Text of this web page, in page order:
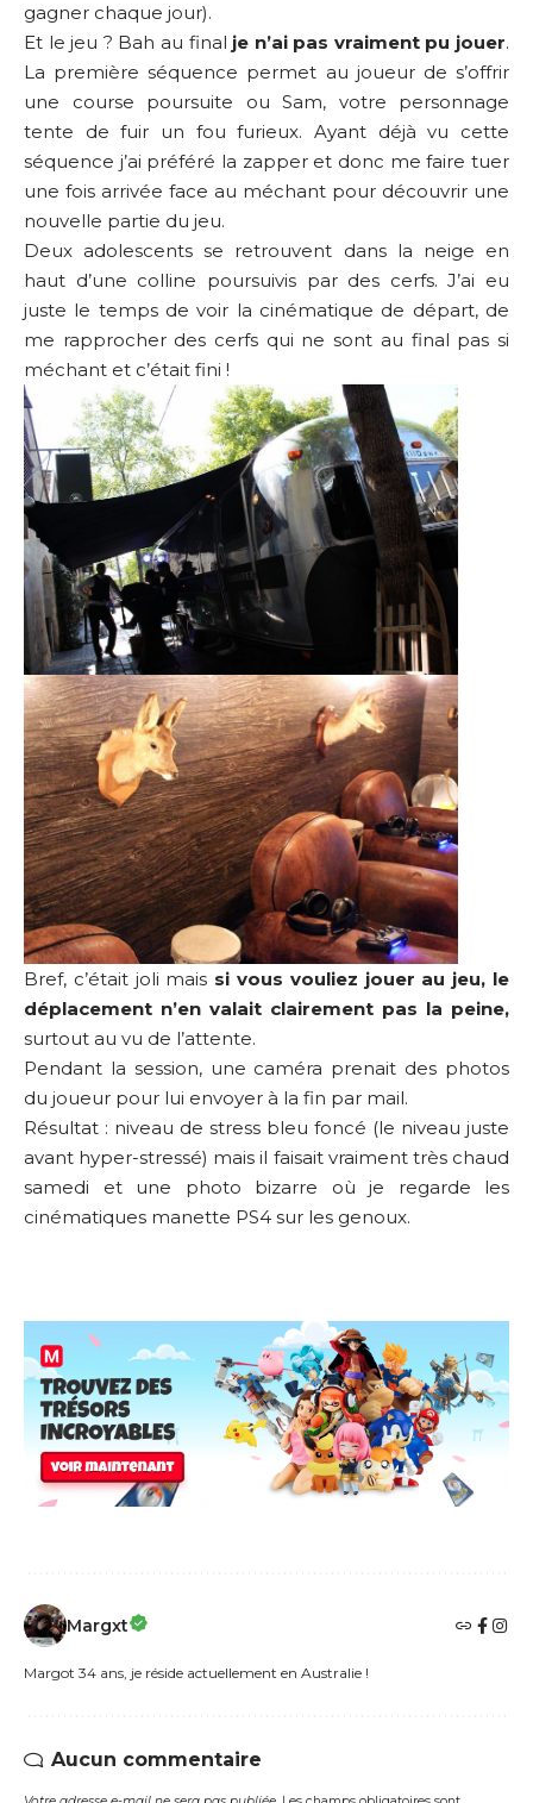
gagner chaque jour).
Et le jeu ? Bah au final je n’ai pas vraiment pu jouer.
La première séquence permet au joueur de s’offrir
une course poursuite ou Sam, votre personnage
tente de fuir un fou furieux. Ayant déjà vu cette
séquence j’ai préféré la zapper et donc me faire tuer
une fois arrivée face au méchant pour découvrir une
nouvelle partie du jeu.
Deux adolescents se retrouvent dans la neige en
haut d’une colline poursuivis par des cerfs. J’ai eu
juste le temps de voir la cinématique de départ, de
me rapprocher des cerfs qui ne sont au final pas si
méchant et c’était fini !
Bref, c’était joli mais si vous vouliez jouer au jeu, le
déplacement n’en valait clairement pas la peine,
surtout au vu de l’attente.
Pendant la session, une caméra prenait des photos
du joueur pour lui envoyer à la fin par mail.
Résultat : niveau de stress bleu foncé (le niveau juste
avant hyper-stressé) mais il faisait vraiment très chaud
samedi et une photo bizarre où je regarde les
cinématiques manette PS4 sur les genoux.
Margxt
Margot 34 ans, je réside actuellement en Australie !
Aucun commentaire